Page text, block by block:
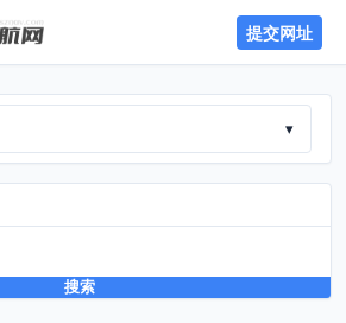
提交网址
▾
搜索